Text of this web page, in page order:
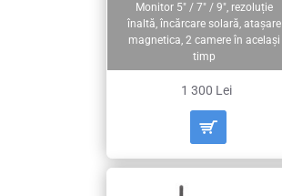
Monitor 5" / 7" / 9", rezoluție
înaltă, încărcare solară, atașare
magnetica, 2 camere în același
timp
1 300 Lei